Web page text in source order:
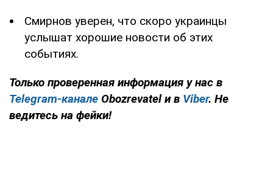
Смирнов уверен, что скоро украинцы
услышат хорошие новости об этих
событиях.
Только проверенная информация у нас в
Telegram-канале Obozrevatel и в Viber. Не
ведитесь на фейки!